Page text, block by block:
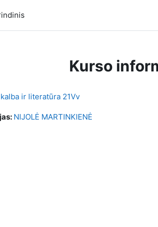
Kurso
ir literatūra 21Vv
NIJOLĖ MARTINKIENĖ